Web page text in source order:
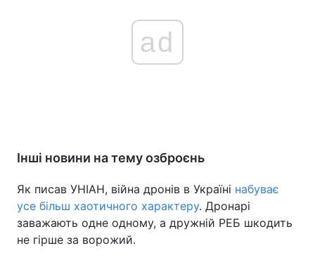
ad
Інші новини на тему озброєнь
Як писав УНІАН, війна дронів в Україні набуває
усе більш хаотичного характеру. Дронарі
заважають одне одному, а дружній РЕБ шкодить
не гірше за ворожий.